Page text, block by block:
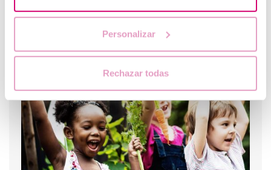
Personalizar
Rechazar todas
Come calcolare giorni fertili?